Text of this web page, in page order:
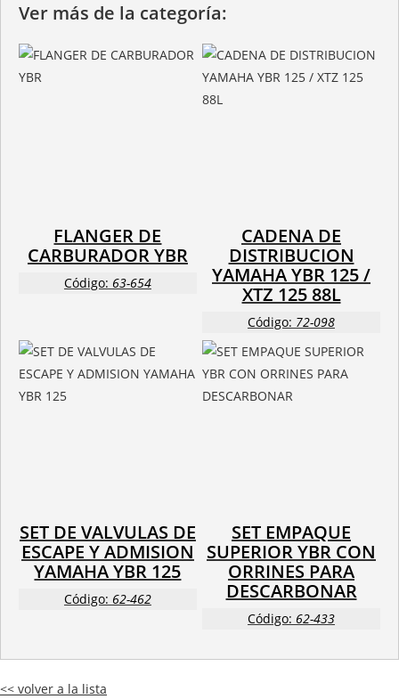
Ver más de la categoría:
FLANGER DE
CARBURADOR YBR
Código: 63-654
CADENA DE
DISTRIBUCION
YAMAHA YBR 125 /
XTZ 125 88L
Código: 72-098
SET DE VALVULAS DE
ESCAPE Y ADMISION
YAMAHA YBR 125
Código: 62-462
SET EMPAQUE
SUPERIOR YBR CON
ORRINES PARA
DESCARBONAR
Código: 62-433
<< volver a la lista